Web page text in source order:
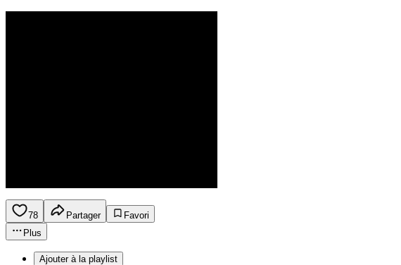
78 Partager
Favori
Plus
Ajouter à la playlist